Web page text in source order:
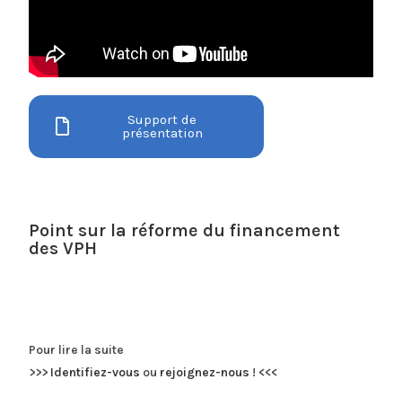
Support de
présentation
Point sur la réforme du financement
des VPH
Pour lire la suite
>>> Identifiez-vous ou rejoignez-nous ! <<<